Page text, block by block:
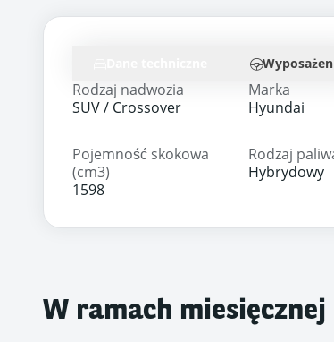
Rodzaj nadwozia
SUV / Crossover
Marka
Hyundai
Pojemność skokowa
(cm3)
1598
Rodzaj
Hybrydowy
W ramach